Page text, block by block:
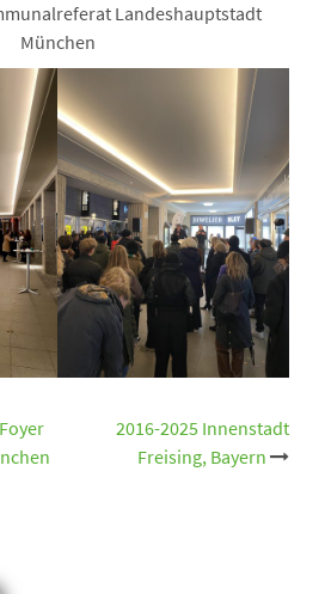
Landeshauptstadt
München
2016-2025 Innenstadt
Freising, Bayern